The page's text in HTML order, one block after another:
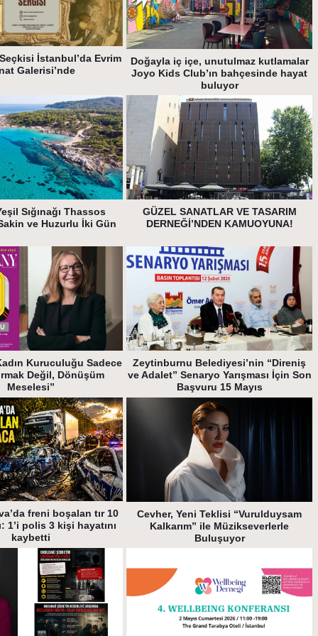
İstanbul’da Evrim
Galerisi’nde
Doğayla iç içe, unutulmaz kutlamalar
Joyo Kids Club’ın bahçesinde hayat
buluyor
Sığınağı Thassos
ve Huzurlu İki Gün
GÜZEL SANATLAR VE TASARIM
DERNEĞİ’NDEN KAMUOYUNA!
Kuruculuğu Sadece
Değil, Dönüşüm
Meselesi”
Zeytinburnu Belediyesi’nin “Direniş
ve Adalet” Senaryo Yarışması İçin Son
Başvuru 15 Mayıs
freni boşalan tır 10
1’i polis 3 kişi hayatını
kaybetti
Cevher, Yeni Teklisi “Vurulduysam
Kalkarım” ile Müzikseverlerle
Buluşuyor